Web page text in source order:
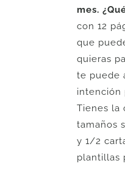
mes.
con 12
que
quieras
te puede
intención
Tienes la
tamaños
y 1/2
plantillas